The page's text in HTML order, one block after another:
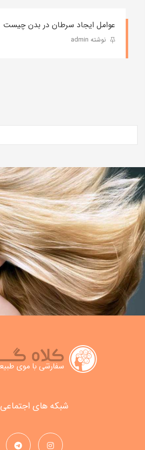
عوامل ایجاد سرطان در بدن چیست
نوشته admin
شبکه های اجتماعی